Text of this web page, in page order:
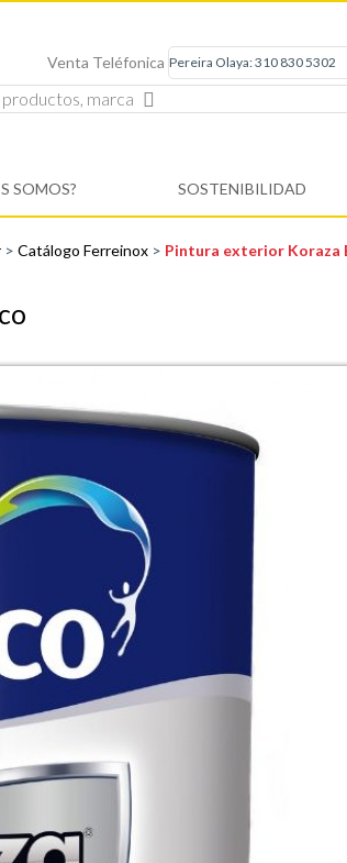
Venta Teléfonica
SOMOS? SOSTENIBILIDAD
> Catálogo Ferreinox > Pintura exterior Koraza